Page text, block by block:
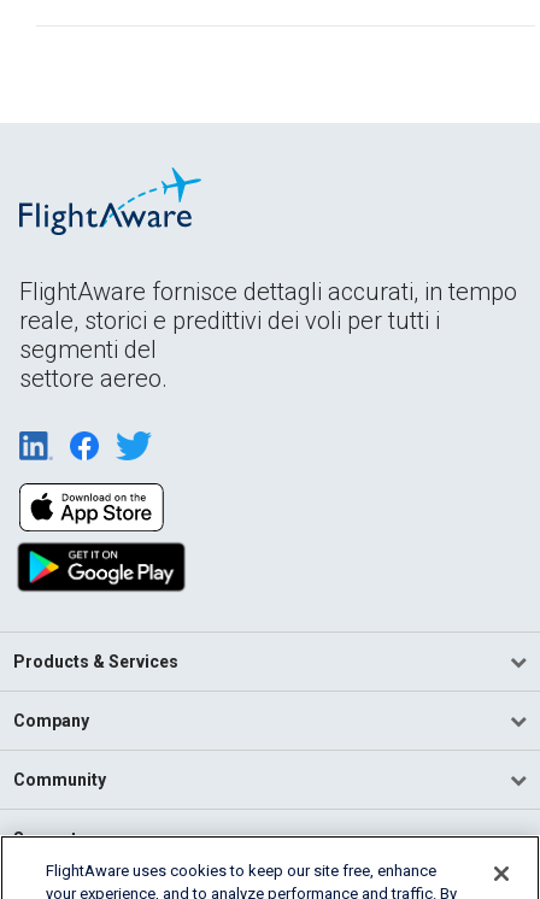
FlightAware fornisce dettagli accurati, in tempo
reale, storici e predittivi dei voli per tutti i
segmenti del
settore aereo.
Products & Services
Company
Community
Support
FlightAware uses cookies to keep our site free, enhance
your experience, and to analyze performance and traffic. By